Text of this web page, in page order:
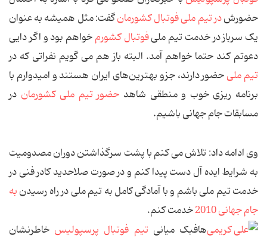
حضورشدر تیم ملی فوتبال کشورمانگفت: مثل همیشه به عنوان
یک سرباز در خدمت تیم ملیفوتبال کشورمخواهم بود و اگر دایی
دعوتم کند حتما خواهم آمد. البته باز هم می گویم نفراتی كه در
تیم ملیحضور دارند، جزو بهترین‌های ایران هستند و امیدوارم با
برنامه ریزی خوب و منطقی شاهد حضور تیم ملی کشورمان در
مسابقات جام جهانی باشیم.
وی ادامه داد: تلاش می کنم با پشت سرگذاشتن دوران مصدومیت
به شرایط ایده آل دست پیدا کنم و در صورت صلاحدید کادر فنی در
خدمت تیم ملی باشم و با آمادگی كامل به تیم ملی در راه رسیدنبه
جام جهانی 2010
خدمت كنم.
هافبک میانی تیم فوتبال پرسپولیس خاطرنشان